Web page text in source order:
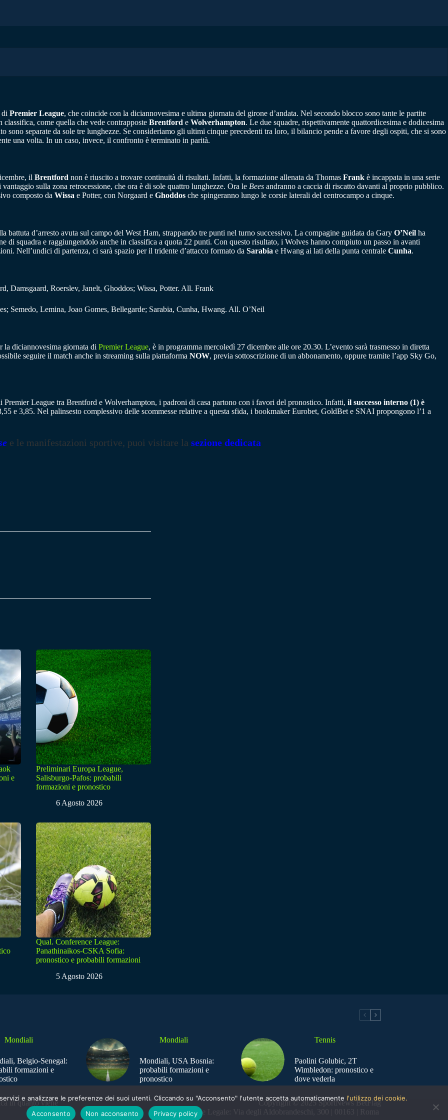
di Premier League, che coincide con la diciannovesima e ultima giornata del girone d’andata. Nel secondo blocco sono tante le partite
come quella che vede contrapposte Brentford e Wolverhampton. Le due squadre, rispettivamente quattordicesima e dodicesima
sono separate da sole tre lunghezze. Se consideriamo gli ultimi cinque precedenti tra loro, il bilancio pende a favore degli ospiti, che si sono
una volta. In un caso, invece, il confronto è terminato in parità.
il Brentford non è riuscito a trovare continuità di risultati. Infatti, la formazione allenata da Thomas Frank è incappata in una serie
sulla zona retrocessione, che ora è di sole quattro lunghezze. Ora le Bees andranno a caccia di riscatto davanti al proprio pubblico.
composto da Wissa e Potter, con Norgaard e Ghoddos che spingeranno lungo le corsie laterali del centrocampo a cinque.
battuta d’arresto avuta sul campo del West Ham, strappando tre punti nel turno successivo. La compagine guidata da Gary O’Neil ha
di squadra e raggiungendolo anche in classifica a quota 22 punti. Con questo risultato, i Wolves hanno compiuto un passo in avanti
Nell’undici di partenza, ci sarà spazio per il tridente d’attacco formato da Sarabia e Hwang ai lati della punta centrale Cunha.
Damsgaard, Roerslev, Janelt, Ghoddos; Wissa, Potter. All. Frank
Semedo, Lemina, Joao Gomes, Bellegarde; Sarabia, Cunha, Hwang. All. O’Neil
la diciannovesima giornata di Premier League, è in programma mercoledì 27 dicembre alle ore 20.30. L’evento sarà trasmesso in diretta
seguire il match anche in streaming sulla piattaforma NOW, previa sottoscrizione di un abbonamento, oppure tramite l’app Sky Go,
Premier League tra Brentford e Wolverhampton, i padroni di casa partono con i favori del pronostico. Infatti, il successo interno (1) è
e 3,85. Nel palinsesto complessivo delle scommesse relative a questa sfida, i bookmaker Eurobet, GoldBet e SNAI propongono l’1 a
e le manifestazioni sportive, puoi visitare la sezione dedicata
e
Preliminari Europa League,
Salisburgo-Pafos: probabili
formazioni e pronostico
6 Agosto 2026
Qual. Conference League:
Panathinaikos-CSKA Sofia:
pronostico e probabili formazioni
5 Agosto 2026
Mondiali
Belgio-Senegal:
formazioni e
Mondiali
Mondiali, USA Bosnia:
probabili formazioni e
pronostico
Tennis
Paolini Golubic, 2T
Wimbledon: pronostico e
dove vederla
in quanto viene
Copyright © 2025 SportNews BetFlag
Sede Legale: Via degli Aldobrandeschi, 300 | 00163 | Roma
e analizzare le preferenze dei suoi utenti. Cliccando su "Acconsento" l'utente accetta automaticamente l'utilizzo dei cookie.
Acconsento
Non acconsento Privacy policy